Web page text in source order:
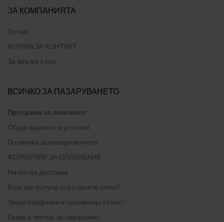
ЗА КОМПАНИЯТА
За нас
ФОРМА ЗА КОНТАКТ
За връзка с нас
ВСИЧКО ЗА ПАЗАРУВАНЕТО
Програма за лоялност
Общи правила и условия
Политика за поверителност
ФОРМУЛЯР ЗА ОПЛАКВАНЕ
Начин на доставка
Кога ще получа поръчаните стоки?
Защо парфюми и часовници от нас?
Какво е тестер за парфюми?